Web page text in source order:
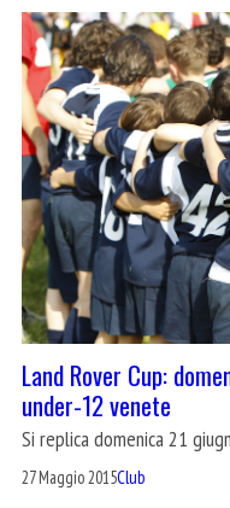
Land Rover Cup:
under-12 venete
Si replica domenica 21
27 Maggio 2015Club